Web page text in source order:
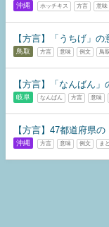
沖縄 ホッチキス 方言 意味
【方言】「うちげ」の
鳥取 方言 意味 例文 鳥
【方言】「なんばん
岐阜 なんばん 方言 意味
【方言】47都道府県
沖縄 方言 意味 例文 ま